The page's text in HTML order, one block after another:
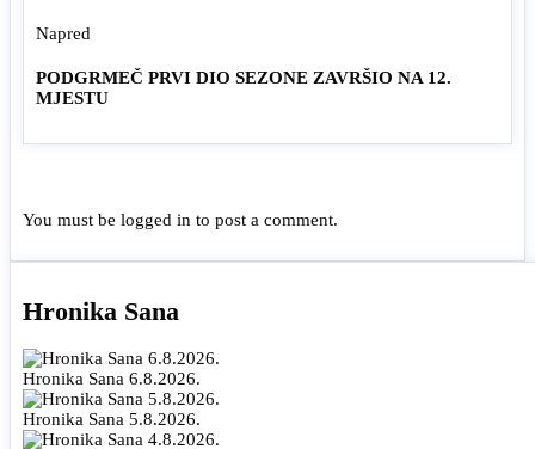
Napred
PODGRMEČ PRVI DIO SEZONE ZAVRŠIO NA 12.
MJESTU
You must be logged in to post a comment.
Hronika Sana
Hronika Sana 6.8.2026.
Hronika Sana 5.8.2026.